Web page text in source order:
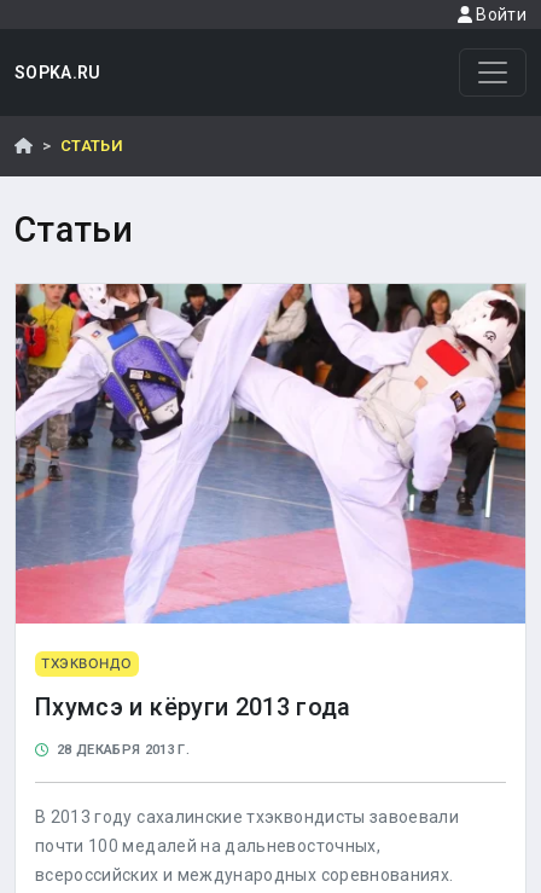
Войти
SOPKA.RU
СТАТЬИ
Статьи
ТХЭКВОНДО
Пхумсэ и кёруги 2013 года
28 ДЕКАБРЯ 2013 Г.
В 2013 году сахалинские тхэквондисты завоевали
почти 100 медалей на дальневосточных,
всероссийских и международных соревнованиях.